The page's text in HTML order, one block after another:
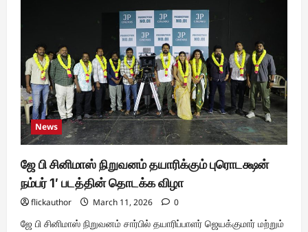
திரைப்படத்தின்
வெற்றிவிழா
News
ஜே பி சினிமாஸ் நிறுவனம் தயாரிக்கும் புரொடக்ஷன்
நம்பர் 1′ படத்தின் தொடக்க விழா
flickauthor March 11, 2026 0
ஜே பி சினிமாஸ் நிறுவனம் சார்பில் தயாரிப்பாளர் ஜெயக்குமார் மற்றும்